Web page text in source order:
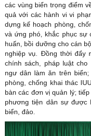
các vùng biển trọng điểm
quả với các hành vi vi
dựng kế hoạch phòng,
và ứng phó, khắc phục sự
huấn, bồi dưỡng cho cán
nghiệp vụ. Đồng thời đẩy
chính sách, pháp luật
ngư dân làm ăn trên
phòng, chống khai thác
bàn các đơn vị quản lý;
phương tiện dân sự được
biển, đảo.